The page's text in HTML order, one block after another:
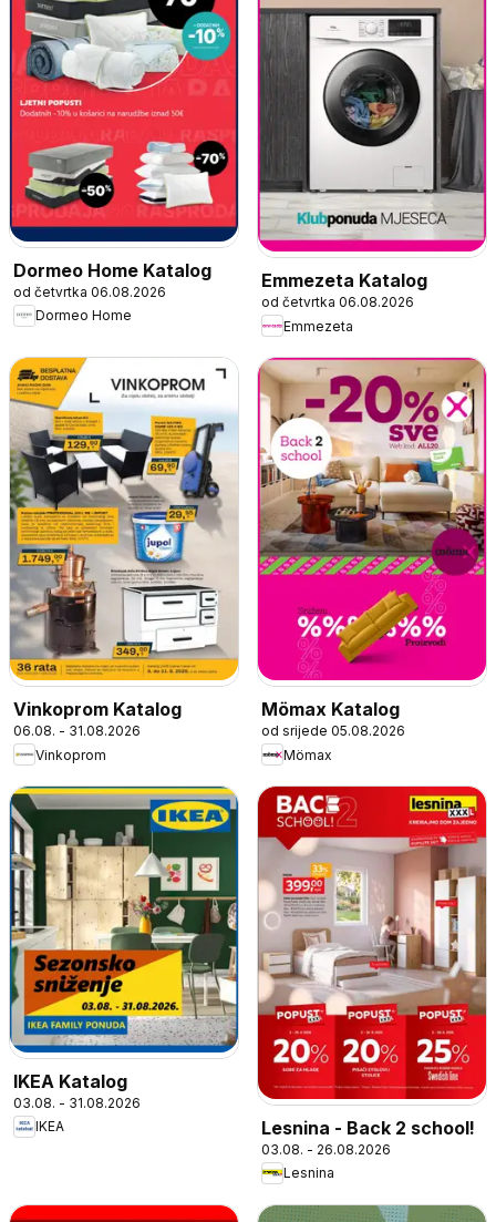
Dormeo Home Katalog
od četvrtka 06.08.2026
Dormeo Home
Emmezeta Katalog
od četvrtka 06.08.2026
Emmezeta
Vinkoprom Katalog
06.08. - 31.08.2026
Vinkoprom
Mömax Katalog
od srijede 05.08.2026
Mömax
IKEA Katalog
03.08. - 31.08.2026
IKEA
Lesnina - Back 2 school!
03.08. - 26.08.2026
Lesnina